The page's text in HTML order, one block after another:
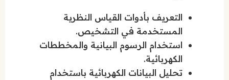
التعريف بأدوات القياس النظرية
المستخدمة في التشخيص.
استخدام الرسوم البيانية والمخططات
الكهربائية.
تحليل البيانات الكهربائية باستخدام